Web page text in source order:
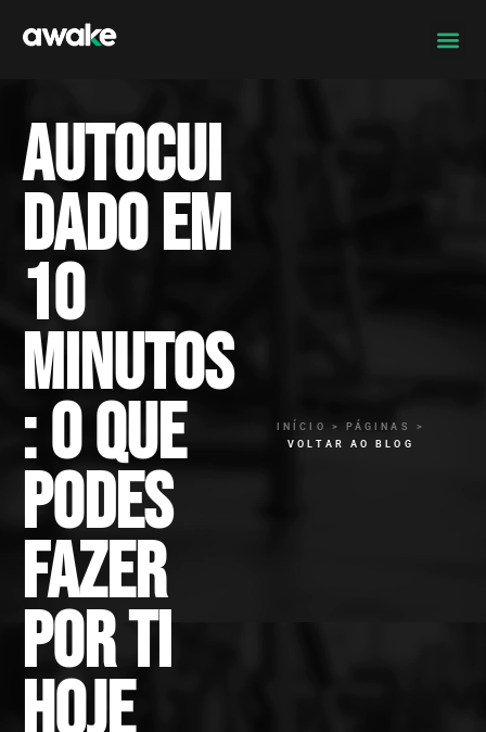
Autocui
dado em
10
minutos
: o que
podes
fazer
por ti
hoje
INÍCIO > PÁGINAS >
VOLTAR AO BLOG